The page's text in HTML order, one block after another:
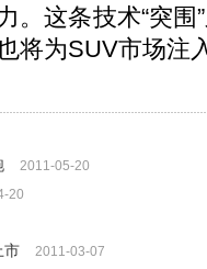
。这条技术“突围
将为SUV市场注
2011-05-20
20
市 2011-03-07